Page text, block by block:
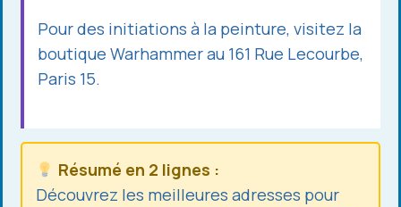
Pour des initiations à la peinture, visitez la
boutique Warhammer au 161 Rue Lecourbe,
Paris 15.
Résumé en 2 lignes :
Découvrez les meilleures adresses pour